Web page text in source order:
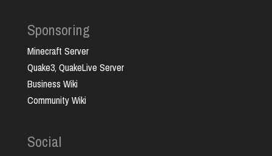
Sponsoring
Minecraft Server
Quake3, QuakeLive Server
Business Wiki
Community Wiki
Social